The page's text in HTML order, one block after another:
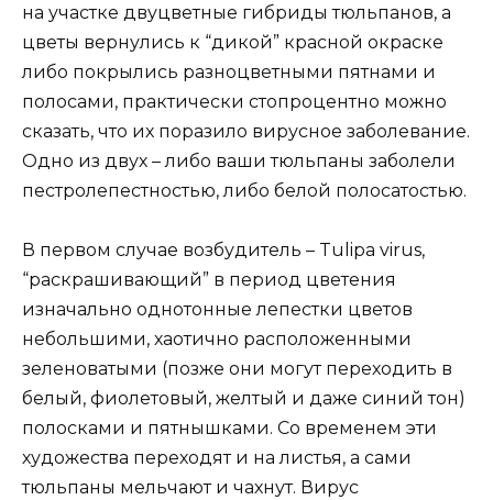
на участке двуцветные гибриды тюльпанов, а
цветы вернулись к “дикой” красной окраске
либо покрылись разноцветными пятнами и
полосами, практически стопроцентно можно
сказать, что их поразило вирусное заболевание.
Одно из двух – либо ваши тюльпаны заболели
пестролепестностью, либо белой полосатостью.
В первом случае возбудитель – Tulipa virus,
“раскрашивающий” в период цветения
изначально однотонные лепестки цветов
небольшими, хаотично расположенными
зеленоватыми (позже они могут переходить в
белый, фиолетовый, желтый и даже синий тон)
полосками и пятнышками. Со временем эти
художества переходят и на листья, а сами
тюльпаны мельчают и чахнут. Вирус